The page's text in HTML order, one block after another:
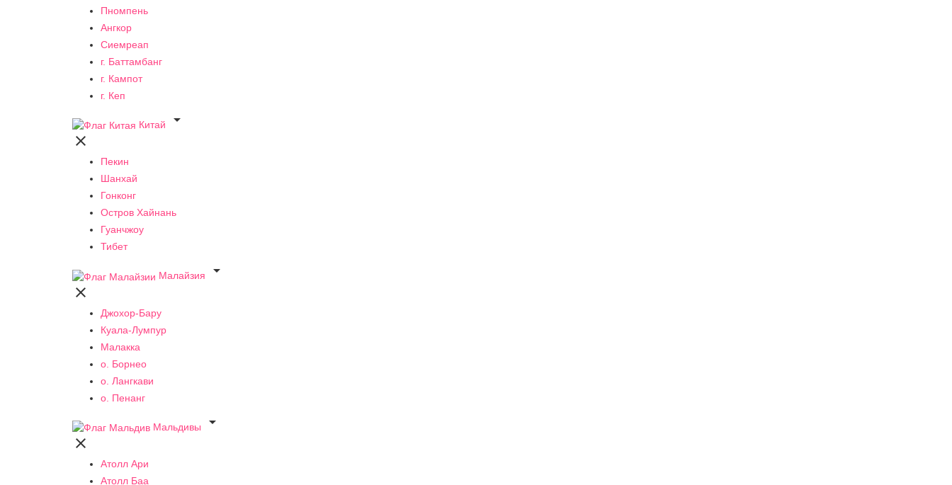
Пномпень
Ангкор
Сиемреап
г. Баттамбанг
г. Кампот
г. Кеп
Китай


Пекин
Шанхай
Гонконг
Остров Хайнань
Гуанчжоу
Тибет
Малайзия


Джохор-Бару
Куала-Лумпур
Малакка
о. Борнео
о. Лангкави
о. Пенанг
Мальдивы


Атолл Ари
Атолл Баа